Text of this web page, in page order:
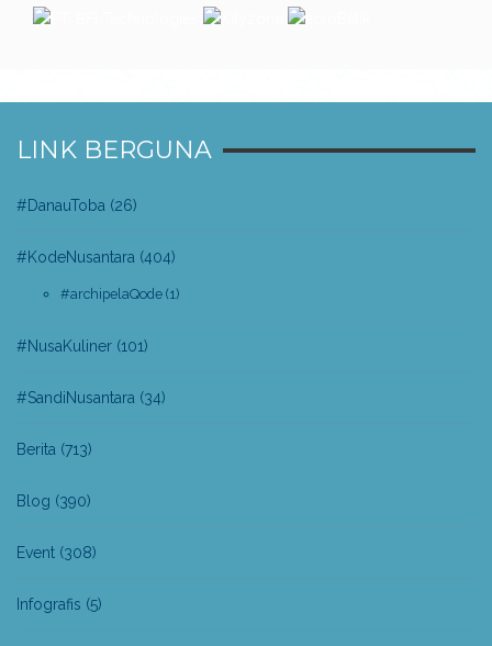
LINK BERGUNA
#DanauToba (26)
#KodeNusantara (404)
#archipelaQode (1)
#NusaKuliner (101)
#SandiNusantara (34)
Berita (713)
Blog (390)
Event (308)
Infografis (5)